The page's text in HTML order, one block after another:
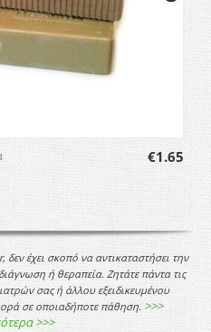
€1.65
έχει σκοπό να αντικαταστήσει την
ή θεραπεία. Ζητάτε πάντα τις
σας ή άλλου εξειδικευμένου
σε οποιαδήποτε πάθηση. >>>
>>>